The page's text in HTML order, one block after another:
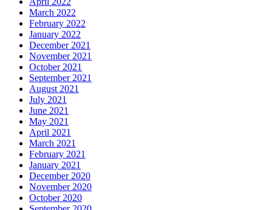
March 2022
February 2022
January 2022
December 2021
November 2021
October 2021
September 2021
August 2021
July 2021
June 2021
May 2021
April 2021
March 2021
February 2021
January 2021
December 2020
November 2020
October 2020